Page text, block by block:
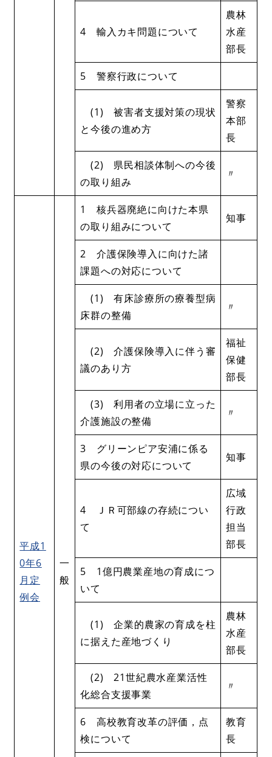
4 輸入カキ問題について
農林
水産
部長
5 警察行政について
(1) 被害者支援対策の現状
と今後の進め方
警察
本部
長
(2) 県民相談体制への今後
の取り組み
〃
平成1
0年6
月定
例会
一
般
1 核兵器廃絶に向けた本県
の取り組みについて
知事
2 介護保険導入に向けた諸
課題への対応について
(1) 有床診療所の療養型病
床群の整備
〃
(2) 介護保険導入に伴う審
議のあり方
福祉
保健
部長
(3) 利用者の立場に立った
介護施設の整備
〃
3 グリーンピア安浦に係る
県の今後の対応について
知事
4 ＪＲ可部線の存続につい
て
広域
行政
担当
部長
5 1億円農業産地の育成につ
いて
(1) 企業的農家の育成を柱
に据えた産地づくり
農林
水産
部長
(2) 21世紀農水産業活性
化総合支援事業
〃
6 高校教育改革の評価，点
検について
教育
長